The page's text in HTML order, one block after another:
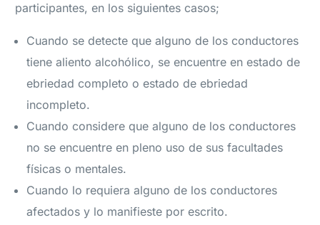
participantes, en los siguientes casos;
Cuando se detecte que alguno de los conductores
tiene aliento alcohólico, se encuentre en estado de
ebriedad completo o estado de ebriedad
incompleto.
Cuando considere que alguno de los conductores
no se encuentre en pleno uso de sus facultades
físicas o mentales.
Cuando lo requiera alguno de los conductores
afectados y lo manifieste por escrito.